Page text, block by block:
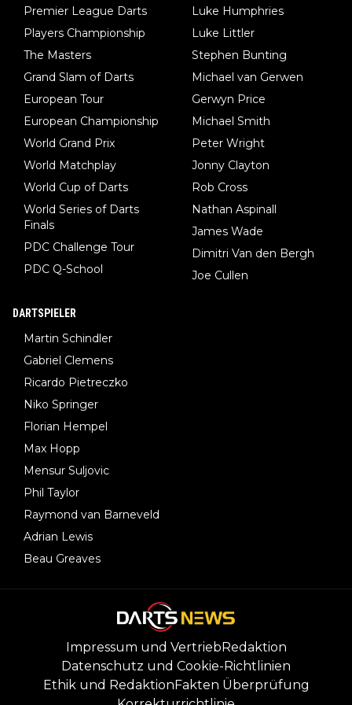
man nur zum Neurologen und nicht zum Mentaltrainer gehen…
Premier League Darts
Players Championship
The Masters
Grand Slam of Darts
European Tour
European Championship
World Grand Prix
World Matchplay
World Cup of Darts
World Series of Darts
Finals
PDC Challenge Tour
PDC Q-School
Luke Humphries
Luke Littler
Stephen Bunting
Michael van Gerwen
Gerwyn Price
Michael Smith
Peter Wright
Jonny Clayton
Rob Cross
Nathan Aspinall
James Wade
Dimitri Van den Bergh
Joe Cullen
DARTSPIELER
Martin Schindler
Gabriel Clemens
Ricardo Pietreczko
Niko Springer
Florian Hempel
Max Hopp
Mensur Suljovic
Phil Taylor
Raymond van Barneveld
Adrian Lewis
Beau Greaves
Impressum und VertriebRedaktion
Datenschutz und Cookie-Richtlinien
Ethik und RedaktionFakten Überprüfung